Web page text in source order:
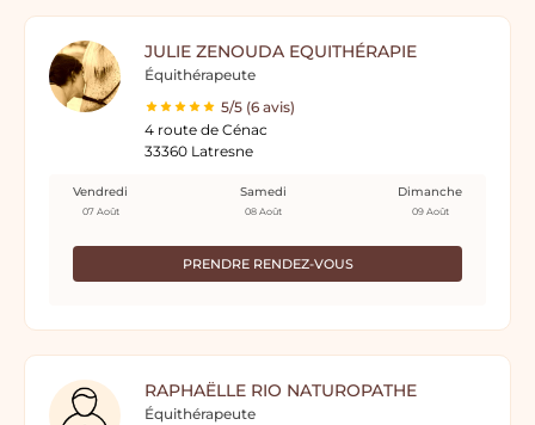
JULIE ZENOUDA EQUITHÉRAPIE
Équithérapeute
5/5 (6 avis)
4 route de Cénac
33360 Latresne
PRENDRE RENDEZ-VOUS
Vendredi
07 Août
Samedi
08 Août
Dimanche
09 Août
RAPHAËLLE RIO NATUROPATHE
Équithérapeute